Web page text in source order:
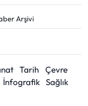
Arşivi
Tarih
Çevre
İnfografik Sağlık